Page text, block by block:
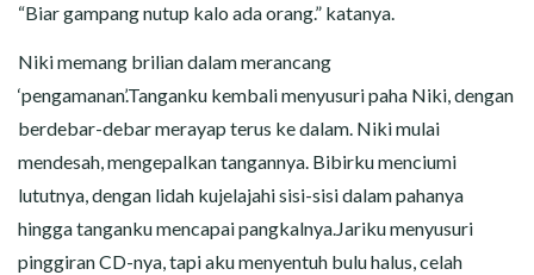
“Biar gampang nutup kalo ada orang.” katanya.
Niki memang brilian dalam merancang
‘pengamanan’.Tanganku kembali menyusuri paha Niki, dengan
berdebar-debar merayap terus ke dalam. Niki mulai
mendesah, mengepalkan tangannya. Bibirku menciumi
lututnya, dengan lidah kujelajahi sisi-sisi dalam pahanya
hingga tanganku mencapai pangkalnya.Jariku menyusuri
pinggiran CD-nya, tapi aku menyentuh bulu halus, celah